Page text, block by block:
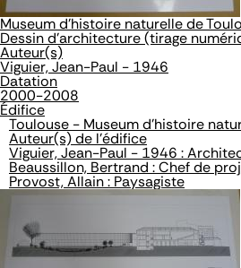
Museum d'histoire naturelle de
Dessin d'architecture (tirage
Auteur(s)
Viguier, Jean-Paul - 1946
Datation
2000-2008
Édifice
Toulouse - Museum d'histoire
Auteur(s) de l'édifice
Viguier, Jean-Paul - 1946 :
Beaussillon, Bertrand : Chef de
Provost, Allain : Paysagiste